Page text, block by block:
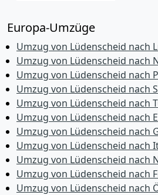
Europa-Umzüge
Umzug von Lüdenscheid nach
Umzug von Lüdenscheid nach
Umzug von Lüdenscheid nach
Umzug von Lüdenscheid nach
Umzug von Lüdenscheid nach
Umzug von Lüdenscheid nach
Umzug von Lüdenscheid nach
Umzug von Lüdenscheid nach
Umzug von Lüdenscheid nach
Umzug von Lüdenscheid nach
Umzug von Lüdenscheid nach